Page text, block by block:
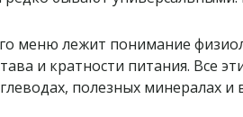
меню лежит понимание
и кратности питания. Все
полезных